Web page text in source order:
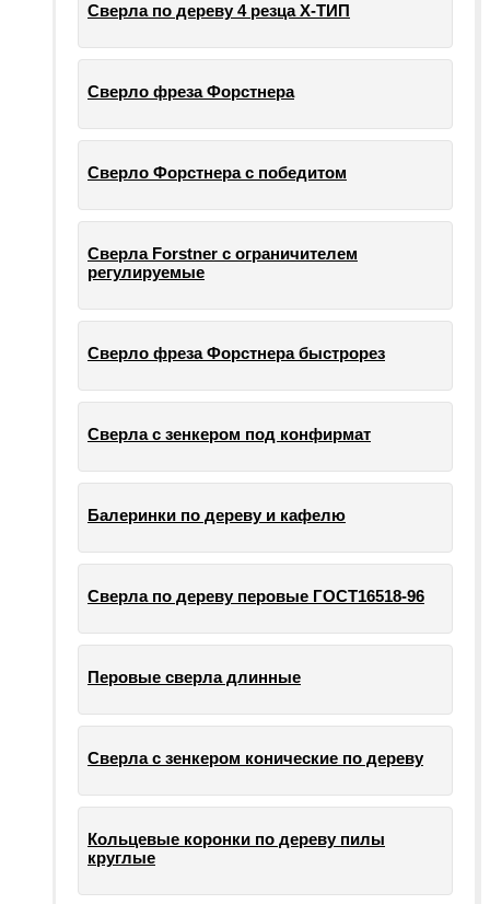
Сверла по дереву 4 резца Х-ТИП
Сверло фреза Форстнера
Сверло Форстнера с победитом
Сверла Forstner с ограничителем
регулируемые
Сверло фреза Форстнера быстрорез
Сверла с зенкером под конфирмат
Балеринки по дереву и кафелю
Сверла по дереву перовые ГОСТ16518-96
Перовые сверла длинные
Сверла с зенкером конические по дереву
Кольцевые коронки по дереву пилы
круглые